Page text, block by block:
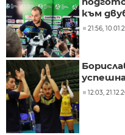
към
21:56,
12:03,